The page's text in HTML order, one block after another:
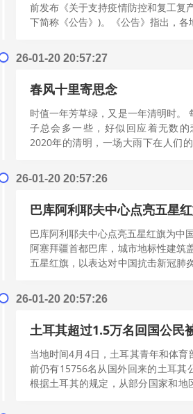
前发布《关于支持疫情防控和复工复
下简称《公告》)。《公告》指出，各
26-01-20 20:57:27
春风十里寄思念
时值一年芳草绿，又是一年清明时。
子总会多一些，好似回应着无数的
2020年的清明，一场大雨下在人们
26-01-20 20:57:26
巴库阿利耶夫中心点亮五星
巴库阿利耶夫中心点亮五星红旗为中
阿塞拜疆首都巴库，城市地标性建筑
五星红旗，以表达对中国抗击新冠肺
26-01-20 20:57:26
土耳其超过1.5万名回国公民
当地时间4月4日，土耳其青年和体育
前仍有15756名从国外回来的土耳其
根据土耳其的规定，从部分国家和地